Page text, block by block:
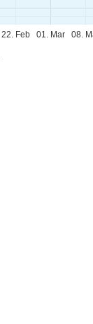
01. Mar
22. Feb 08.